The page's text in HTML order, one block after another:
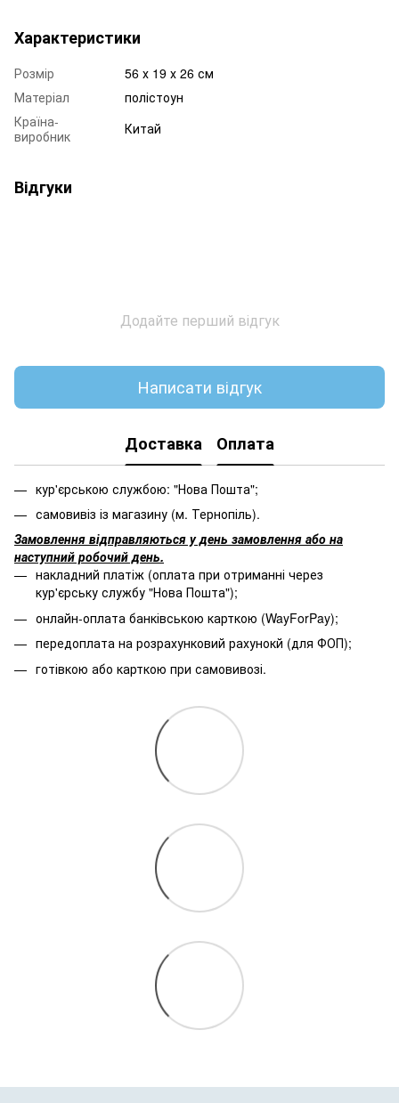
Характеристики
Розмір
56 х 19 х 26 см
Матеріал
полістоун
Країна-
виробник
Китай
Відгуки
Додайте перший відгук
Написати відгук
Доставка Оплата
кур'єрською службою: "Нова Пошта";
самовивіз із магазину (м. Тернопіль).
Замовлення відправляються у день замовлення або на
наступний робочий день.
накладний платіж (оплата при отриманні через
кур'єрську службу "Нова Пошта");
онлайн-оплата банківською карткою (WayForPay);
передоплата на розрахунковий рахунокй (для ФОП);
готівкою або карткою при самовивозі.